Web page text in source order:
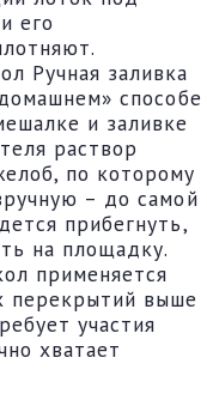
его
Ручная заливка
способе
и заливке
раствор
по которому
– до самой
прибегнуть,
на площадку.
применяется
перекрытий выше
участия
хватает